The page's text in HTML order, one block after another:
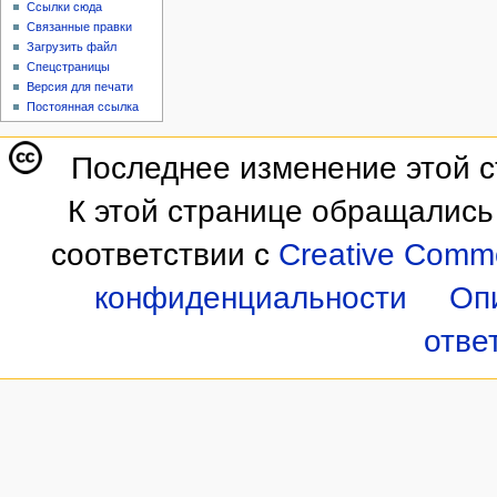
Ссылки сюда
Связанные правки
Загрузить файл
Спецстраницы
Версия для печати
Постоянная ссылка
Последнее изменение этой
К этой странице
соответствии с Creative
конфиденциальности